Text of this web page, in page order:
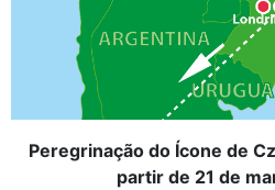
Peregrinação do Ícone de
partir de 21 de